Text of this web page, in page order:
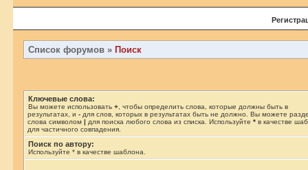
Список форумов » Поиск
Ключевые слова:
Вы можете использовать + , чтобы определить слова, которые должны быть в
результатах, и - для слов, которых в результатах быть не должно. Вы можете
слова символом | для поиска любого слова из списка. Используйте * в качестве
для частичного совпадения.
Поиск по автору:
Используйте * в качестве шаблона.